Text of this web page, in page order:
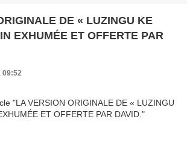
DE « LUZINGU KE
EXHUMÉE ET OFFERTE PAR
09:52